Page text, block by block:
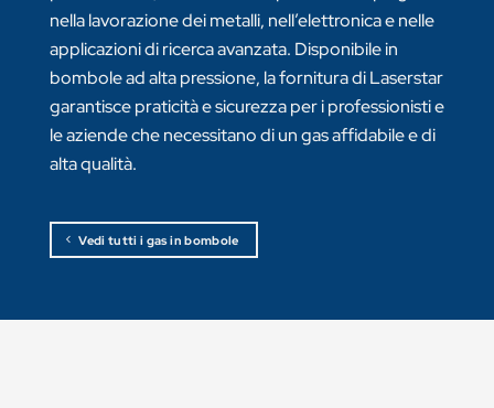
nella lavorazione dei metalli, nell’elettronica e nelle
applicazioni di ricerca avanzata. Disponibile in
bombole ad alta pressione, la fornitura di Laserstar
garantisce praticità e sicurezza per i professionisti e
le aziende che necessitano di un gas affidabile e di
alta qualità.
Vedi tutti i gas in bombole